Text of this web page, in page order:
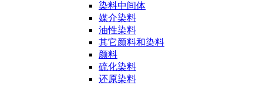
染料中间体
媒介染料
油性染料
其它颜料和染料
颜料
硫化染料
还原染料